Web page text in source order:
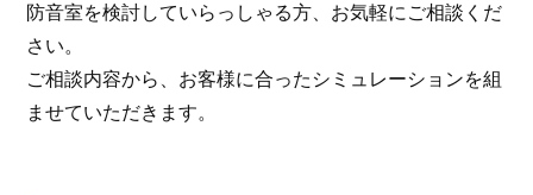
防音室を検討していらっしゃる方、お気軽にご相談くだ
さい。
ご相談内容から、お客様に合ったシミュレーションを組
ませていただきます。